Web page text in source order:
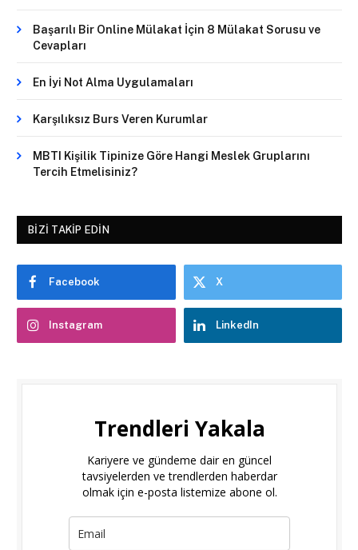
Başarılı Bir Online Mülakat İçin 8 Mülakat Sorusu ve
Cevapları
En İyi Not Alma Uygulamaları
Karşılıksız Burs Veren Kurumlar
MBTI Kişilik Tipinize Göre Hangi Meslek Gruplarını
Tercih Etmelisiniz?
BIZI TAKIP EDIN
Facebook X
Instagram LinkedIn
Trendleri Yakala
Kariyere ve gündeme dair en güncel
tavsiyelerden ve trendlerden haberdar
olmak için e-posta listemize abone ol.